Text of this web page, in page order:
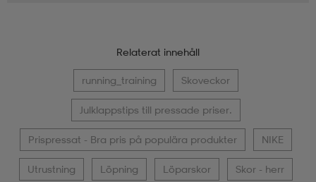
Relaterat innehåll
running_training Skoveckor
Julklappstips till pressade priser.
Prispressat - Bra pris på populära produkter NIKE
Utrustning Löpning Löparskor Skor - herr